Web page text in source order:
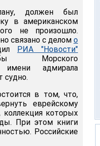
должен был
в американском
не произошло.
связано с делом о
РИА "Новости"
Морского
имени адмирала
судно.
в том, что,
еврейскому
которых
При этом книги
Российские